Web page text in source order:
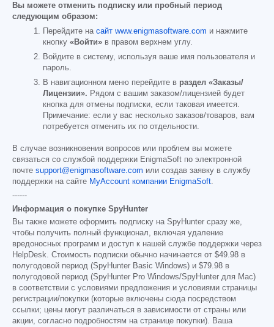
Вы можете отменить подписку или пробный период
следующим образом:
Перейдите на сайт www.enigmasoftware.com и нажмите
кнопку «Войти» в правом верхнем углу.
Войдите в систему, используя ваше имя пользователя и
пароль.
В навигационном меню перейдите в раздел «Заказы/
Лицензии». Рядом с вашим заказом/лицензией будет
кнопка для отмены подписки, если таковая имеется.
Примечание: если у вас несколько заказов/товаров, вам
потребуется отменить их по отдельности.
В случае возникновения вопросов или проблем вы можете
связаться со службой поддержки EnigmaSoft по электронной
почте support@enigmasoftware.com или создав заявку в службу
поддержки на сайте MyAccount компании EnigmaSoft.
------
Информация о покупке SpyHunter
Вы также можете оформить подписку на SpyHunter сразу же,
чтобы получить полный функционал, включая удаление
вредоносных программ и доступ к нашей службе поддержки через
HelpDesk. Стоимость подписки обычно начинается от $49.98 в
полугодовой период (SpyHunter Basic Windows) и $79.98 в
полугодовой период (SpyHunter Pro Windows/SpyHunter для Mac)
в соответствии с условиями предложения и условиями страницы
регистрации/покупки (которые включены сюда посредством
ссылки; цены могут различаться в зависимости от страны или
акции, согласно подробностям на странице покупки). Ваша